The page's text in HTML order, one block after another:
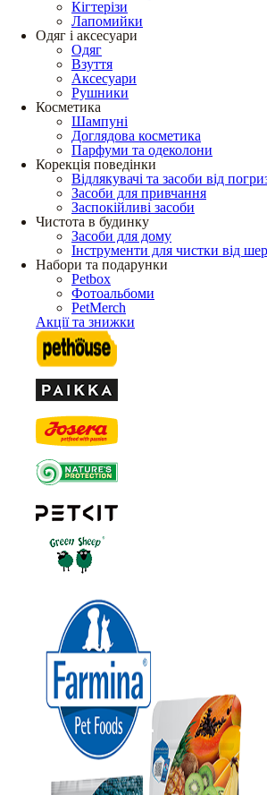
Кігтерізи
Лапомийки
Одяг і аксесуари
Одяг
Взуття
Аксесуари
Рушники
Косметика
Шампуні
Доглядова косметика
Парфуми та одеколони
Корекція поведінки
Відлякувачі та засоби від
Засоби для привчання
Заспокійливі засоби
Чистота в будинку
Засоби для дому
Інструменти для чистки від
Набори та подарунки
Petbox
Фотоальбоми
PetMerch
Акції та знижки